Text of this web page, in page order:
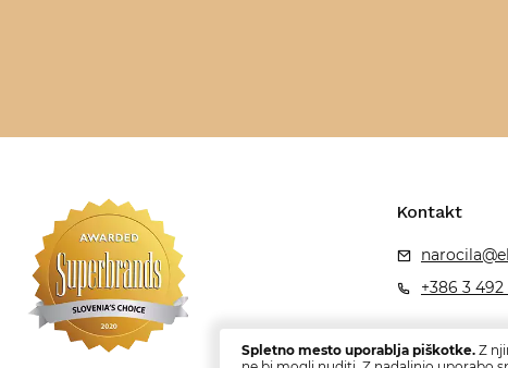
Kontakt
+386 3
Spletno mesto uporablja piškotke. Z